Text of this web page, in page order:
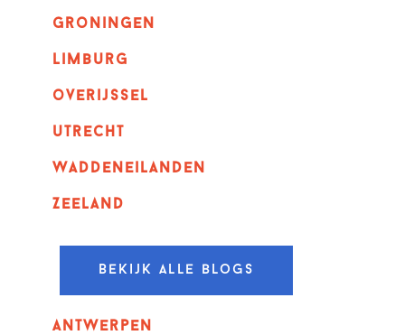
Groningen
Limburg
overijssel
utrecht
Waddeneilanden
Zeeland
Bekijk alle blogs
Antwerpen